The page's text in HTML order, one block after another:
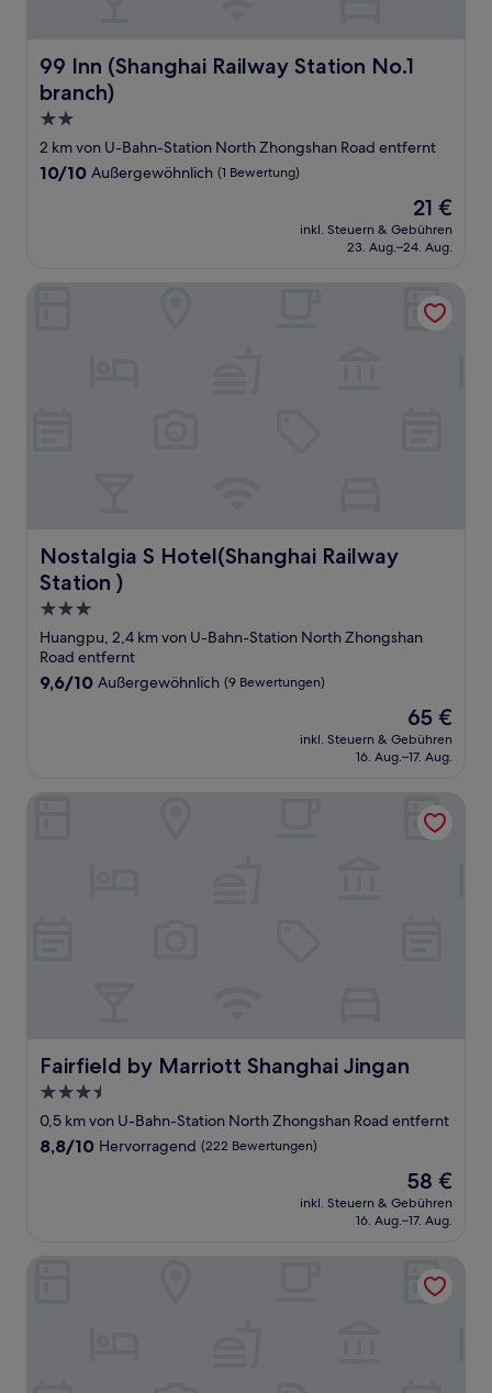
99 Inn (Shanghai Railway Station No.1
branch)
99 Inn (Shanghai Railway Station No.1 branch)
2.0-
Sterne-
Unterkunft
2 km von U-Bahn-Station North Zhongshan Road entfernt
10.0
10/10 Außergewöhnlich (1 Bewertung)
Der
Preis
beträgt
21 €
inkl. Steuern & Gebühren
23. Aug.–24. Aug.
Nostalgia S Hotel(Shanghai Railway
Station )
Nostalgia S Hotel(Shanghai Railway Station )
3.0-
Sterne-
Unterkunft
Huangpu, 2,4 km von U-Bahn-Station North Zhongshan
Road entfernt
9.6
9,6/10 Außergewöhnlich (9 Bewertungen)
Der
Preis
beträgt
65 €
inkl. Steuern & Gebühren
16. Aug.–17. Aug.
Fairfield by Marriott Shanghai Jingan
Fairfield by Marriott Shanghai Jingan
3.5-
Sterne-
Unterkunft
0,5 km von U-Bahn-Station North Zhongshan Road entfernt
8.8
8,8/10 Hervorragend (222 Bewertungen)
Der
Preis
beträgt
58 €
inkl. Steuern & Gebühren
16. Aug.–17. Aug.
Jinglai Rooftop Garden Hotel Bund Jingan Temple